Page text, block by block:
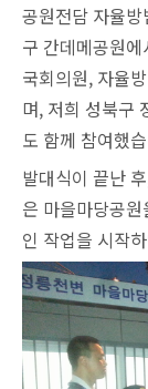
공원전담 자율
구 간데메공원
국회의원, 자율
며, 저희 성북구
도 함께 참여했
발대식이 끝난
은 마을마당공
인 작업을 시작